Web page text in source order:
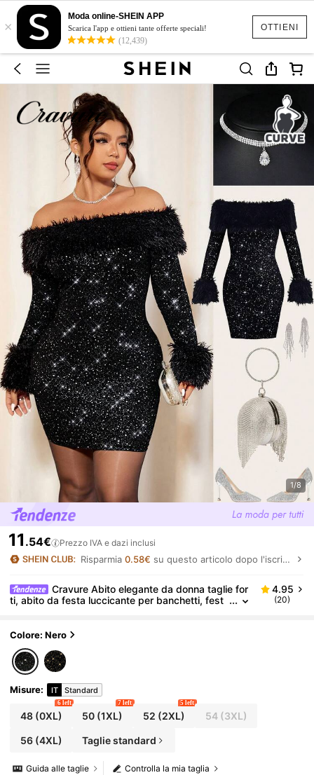
OTTIENI
×
Moda online-SHEIN APP
Scarica l'app e ottieni tante offerte speciali!
(12,439)
1/8
11 .54€ Prezzo IVA e dazi inclusi
Risparmia0.58€ su questo articolo dopo l'iscrizione.
Cravure Abito elegante da donna taglie for
ti, abito da festa luccicante per banchetti, fest
per corto, abito nero luccicante sexy super corto
4.95
(20)
Colore: Nero
Misure: IT Standard
48(0XL)
6 left
50 (1XL)
7 left
52 (2XL)
5 left
54(3XL)
56(4XL) Taglie standard
Controlla la mia taglia
Guida alle taglie